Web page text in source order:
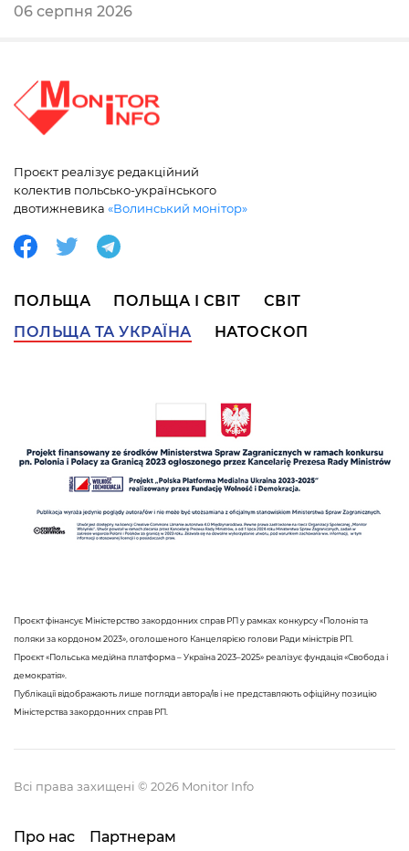
06 серпня 2026
Проєкт реалізує редакційний
колектив польсько-українського
двотижневика «Волинський монітор»
ПОЛЬЩА ПОЛЬЩА І СВІТ
СВІТ
ПОЛЬЩА ТА УКРАЇНА
НАТОСКОП
Проєкт фінансує Міністерство закордонних справ РП у рамках конкурсу «Полонія та
поляки за кордоном 2023», оголошеного Канцелярією голови Ради міністрів РП.
Проєкт «Польська медійна платформа – Україна 2023–2025» реалізує фундація «Свобода і
демократія».
Публікації відображають лише погляди автора/ів і не представляють офіційну позицію
Міністерства закордонних справ РП.
Всі права захищені © 2026 Monitor Info
Про нас Партнерам